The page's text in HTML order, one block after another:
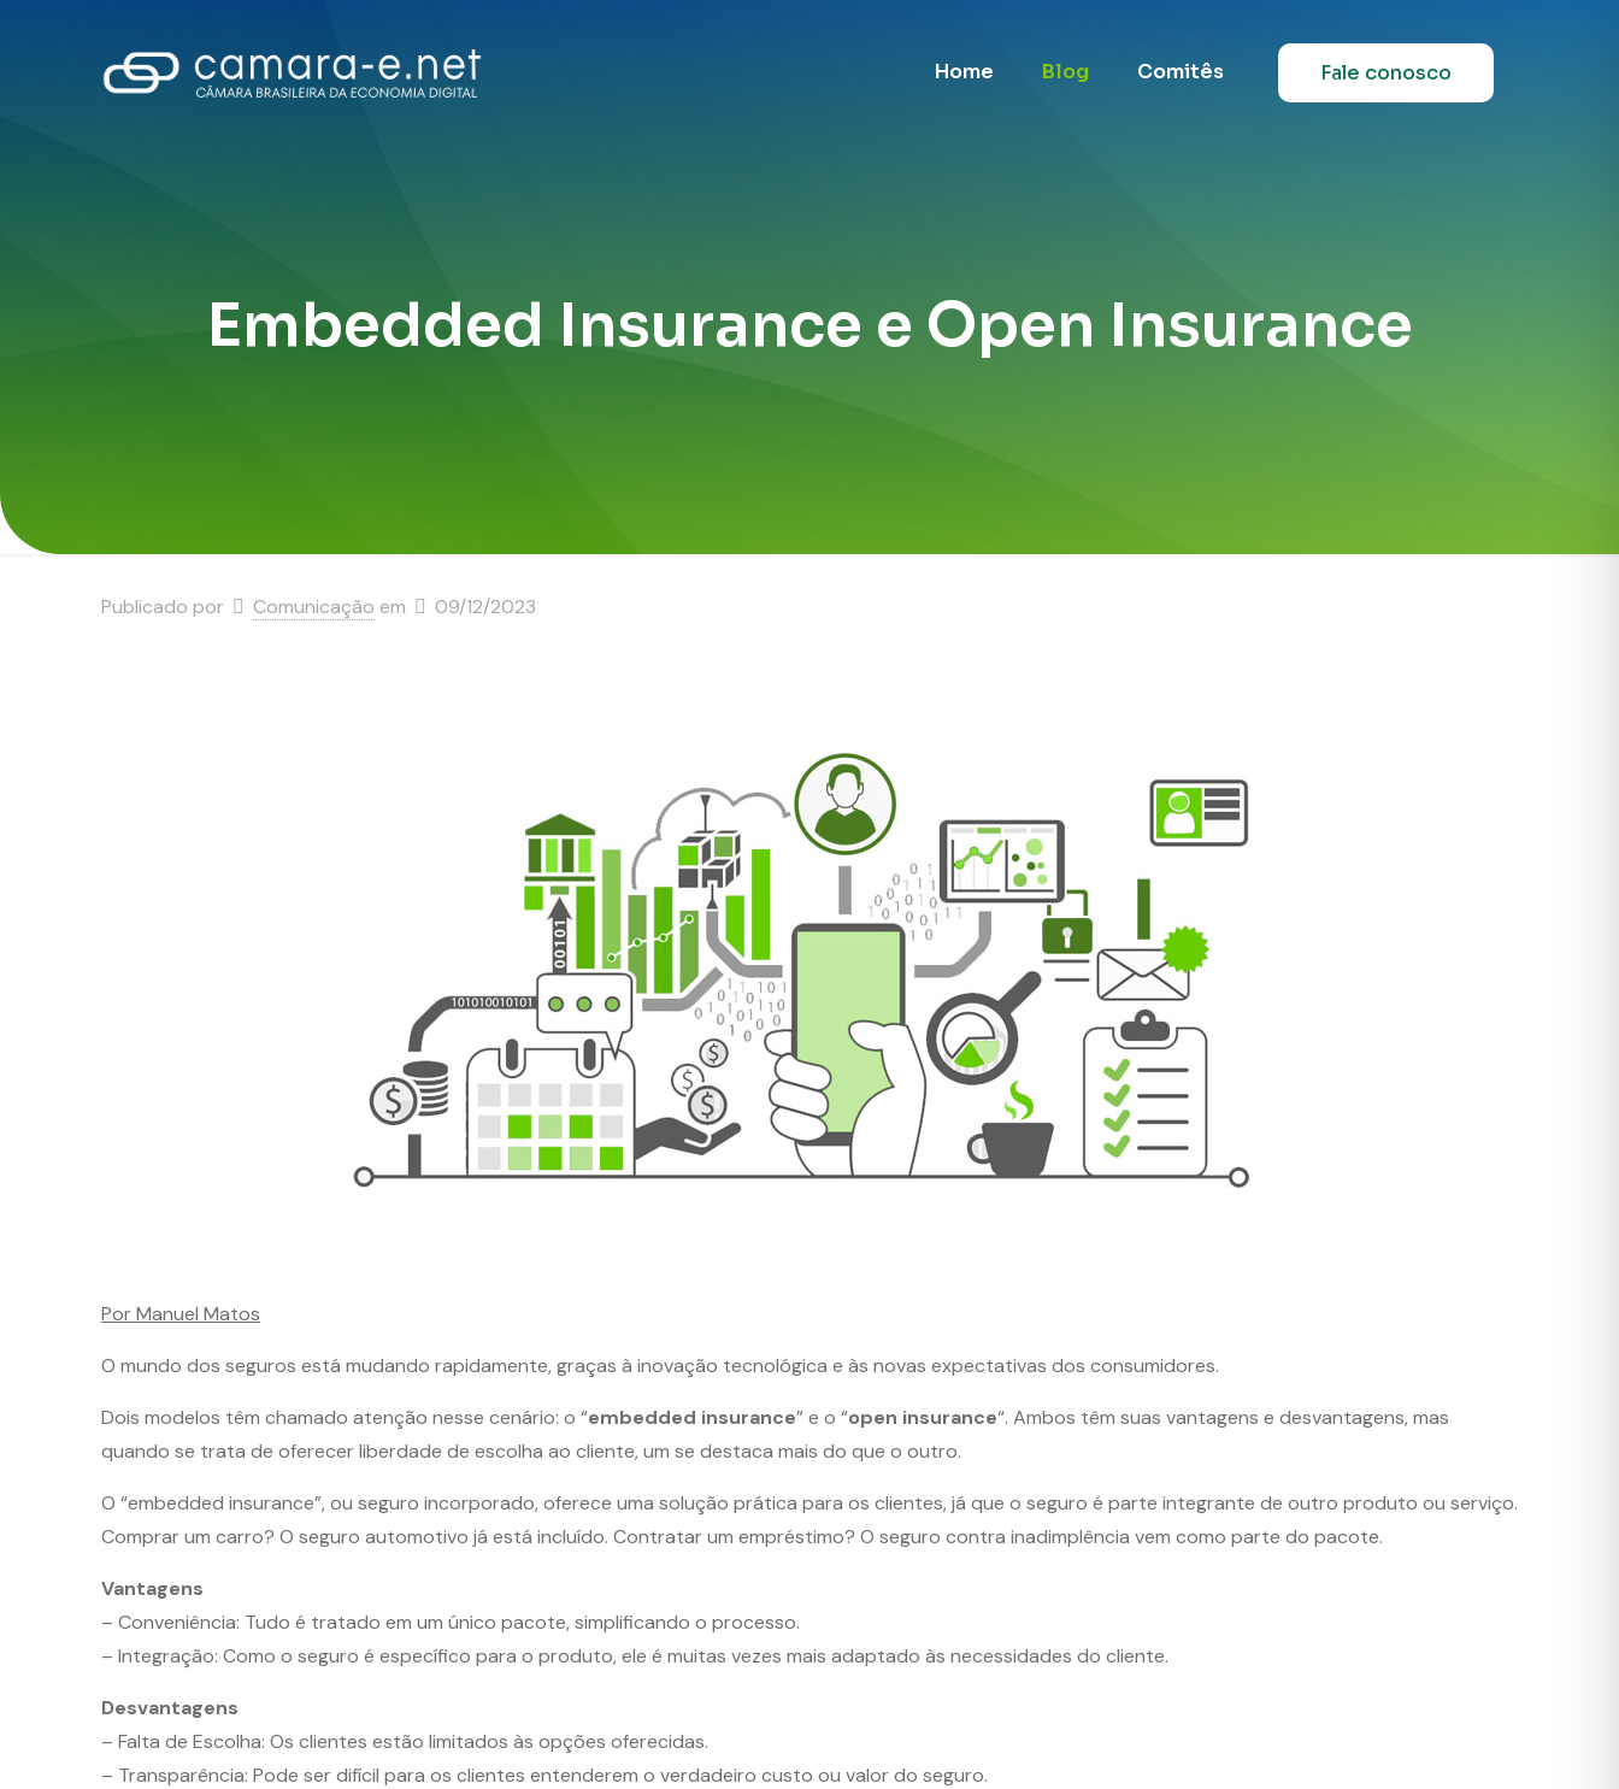
Home Blog Comitês Fale conosco
Embedded Insurance e Open Insurance
Publicado por Comunicação em 09/12/2023
Por Manuel Matos
O mundo dos seguros está mudando rapidamente, graças à inovação tecnológica e às novas expectativas dos consumidores.
Dois modelos têm chamado atenção nesse cenário: o “embedded insurance” e o “open insurance“. Ambos têm suas vantagens e desvantagens, mas
quando se trata de oferecer liberdade de escolha ao cliente, um se destaca mais do que o outro.
O “embedded insurance”, ou seguro incorporado, oferece uma solução prática para os clientes, já que o seguro é parte integrante de outro produto ou serviço.
Comprar um carro? O seguro automotivo já está incluído. Contratar um empréstimo? O seguro contra inadimplência vem como parte do pacote.
Vantagens
– Conveniência: Tudo é tratado em um único pacote, simplificando o processo.
– Integração: Como o seguro é específico para o produto, ele é muitas vezes mais adaptado às necessidades do cliente.
Desvantagens
– Falta de Escolha: Os clientes estão limitados às opções oferecidas.
– Transparência: Pode ser difícil para os clientes entenderem o verdadeiro custo ou valor do seguro.